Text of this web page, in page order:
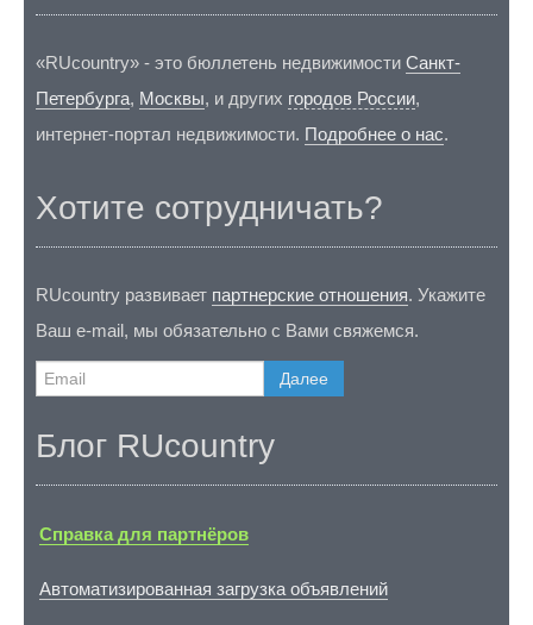
«RUcountry» - это бюллетень недвижимости Санкт-
Петербурга, Москвы, и других городов России,
интернет-портал недвижимости. Подробнее о нас.
Хотите сотрудничать?
RUcountry развивает партнерские отношения. Укажите
Ваш e-mail, мы обязательно с Вами свяжемся.
Далее
Блог RUcountry
Справка для партнёров
Автоматизированная загрузка объявлений